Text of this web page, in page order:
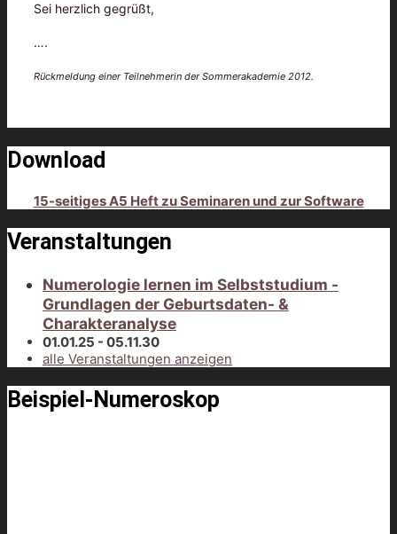
Sei herzlich gegrüßt,
….
Rückmeldung einer Teilnehmerin der Sommerakademie 2012.
Download
15-seitiges A5 Heft zu Seminaren und zur Software
Veranstaltungen
Numerologie lernen im Selbststudium -
Grundlagen der Geburtsdaten- &
Charakteranalyse
01.01.25 - 05.11.30
alle Veranstaltungen anzeigen
Beispiel-Numeroskop